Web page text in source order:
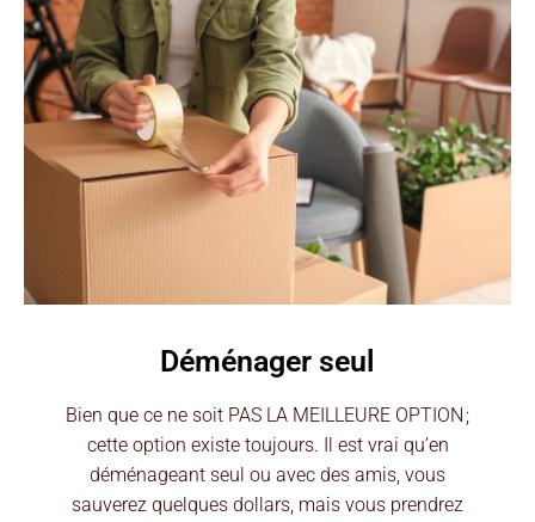
Déménager seul
Bien que ce ne soit PAS LA MEILLEURE OPTION ;
cette option existe toujours. Il est vrai qu’en
déménageant seul ou avec des amis, vous
sauverez quelques dollars, mais vous prendrez